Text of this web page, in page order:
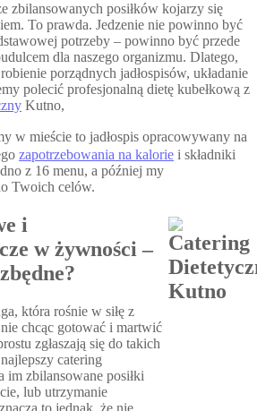
zbilansowanych posiłków kojarzy się
To prawda. Jedzenie nie powinno być
potrzeby – powinno być przede
dla naszego organizmu. Dlatego,
porządnych jadłospisów, układanie
polecić profesjonalną dietę kubełkową z
Kutno,
w mieście to jadłospis opracowywany na
zapotrzebowania na kalorie i składniki
z 16 menu, a później my
Twoich celów.
i
w żywności –
która rośnie w siłę z
chcąc gotować i martwić
zgłaszają się do takich
catering
im zbilansowane posiłki
lub utrzymanie
to jednak, że nie